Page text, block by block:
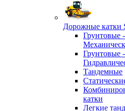
Дорожные катки
Грунтовые -
Грунтовые -
Тандемные
катки
Легкие